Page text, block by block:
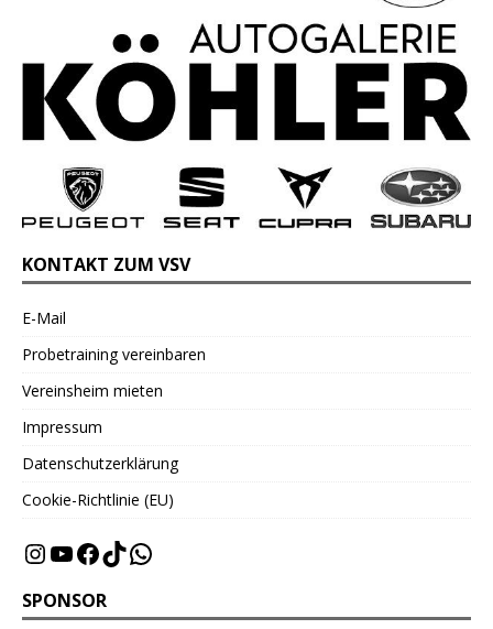
KONTAKT ZUM VSV
E-Mail
Probetraining vereinbaren
Vereinsheim mieten
Impressum
Datenschutzerklärung
Cookie-Richtlinie (EU)
SPONSOR